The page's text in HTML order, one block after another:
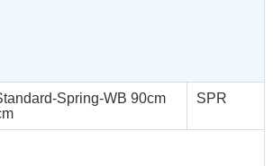
Spring-WB 90cm
SPR